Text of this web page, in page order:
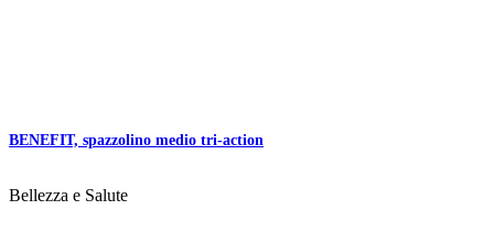
BENEFIT, spazzolino medio tri-action
Bellezza e Salute